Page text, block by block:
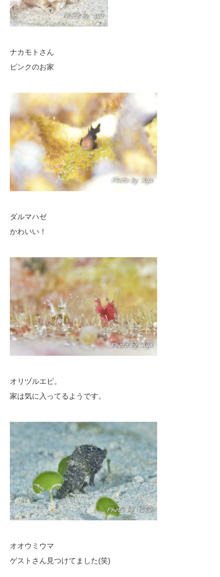
ナカモトさん
ピンクのお家
ダルマハゼ
かわいい！
オリヅルエビ。
家は気に入ってるようです。
オオウミウマ
ゲストさん見つけてました(笑)